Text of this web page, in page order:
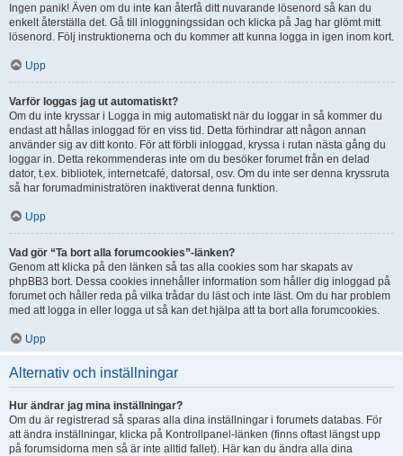
Ingen panik! Även om du inte kan återfå ditt nuvarande lösenord så kan du
enkelt återställa det. Gå till inloggningssidan och klicka på Jag har glömt mitt
lösenord. Följ instruktionerna och du kommer att kunna logga in igen inom kort.
Upp
Varför loggas jag ut automatiskt?
Om du inte kryssar i Logga in mig automatiskt när du loggar in så kommer du
endast att hållas inloggad för en viss tid. Detta förhindrar att någon annan
använder sig av ditt konto. För att förbli inloggad, kryssa i rutan nästa gång du
loggar in. Detta rekommenderas inte om du besöker forumet från en delad
dator, t.ex. bibliotek, internetcafé, datorsal, osv. Om du inte ser denna kryssruta
så har forumadministratören inaktiverat denna funktion.
Upp
Vad gör “Ta bort alla forumcookies”-länken?
Genom att klicka på den länken så tas alla cookies som har skapats av
phpBB3 bort. Dessa cookies innehåller information som håller dig inloggad på
forumet och håller reda på vilka trådar du läst och inte läst. Om du har problem
med att logga in eller logga ut så kan det hjälpa att ta bort alla forumcookies.
Upp
Alternativ och inställningar
Hur ändrar jag mina inställningar?
Om du är registrerad så sparas alla dina inställningar i forumets databas. För
att ändra inställningar, klicka på Kontrollpanel-länken (finns oftast längst upp
på forumsidorna men så är inte alltid fallet). Här kan du ändra alla dina